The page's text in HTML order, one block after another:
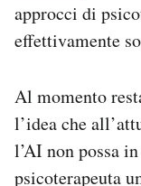
approcci di
effettivamente
Al momento
l’idea che
l’AI non possa
psicoterapeuta